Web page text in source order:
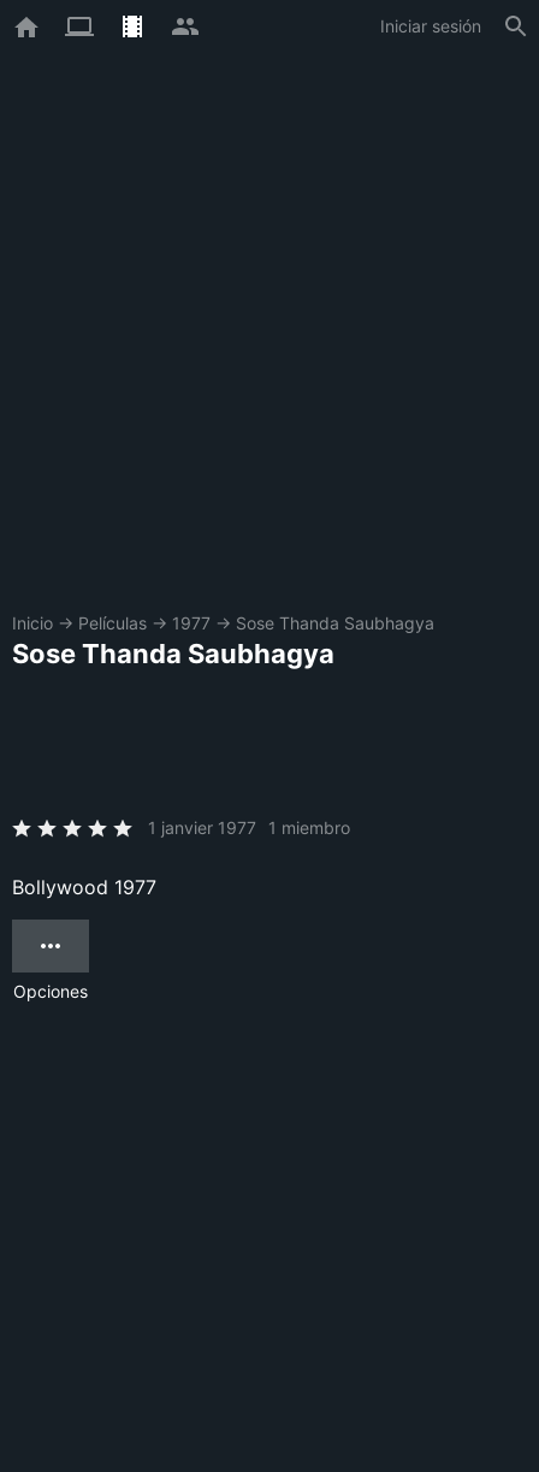
Iniciar sesión
Inicio → Películas → 1977 → Sose Thanda Saubhagya
Sose Thanda Saubhagya
1 janvier 1977 1 miembro
Bollywood 1977
Opciones